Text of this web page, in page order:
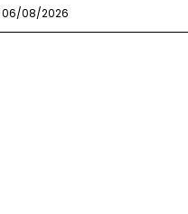
06/08/2026